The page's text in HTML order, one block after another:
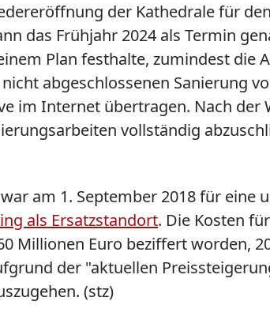
der Kathedrale für
das Frühjahr 2024 als Termin
Plan festhalte, zumindest die
abgeschlossenen Sanierung
im Internet übertragen. Nach
vollständig
am 1. September 2018 für
als Ersatzstandort. Die Kosten
Millionen Euro beziffert worden,
der "aktuellen
(stz)